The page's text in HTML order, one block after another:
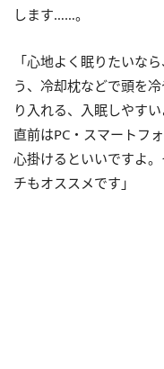
します……。
「心地よく眠りたいな
う、冷却枕などで頭を
り入れる、入眠しやす
直前はPC・スマートフ
心掛けるといいですよ
チもオススメです」